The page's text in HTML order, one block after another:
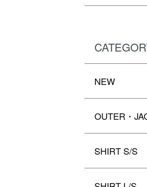
NEW
OUTER・
SHIRT S/S